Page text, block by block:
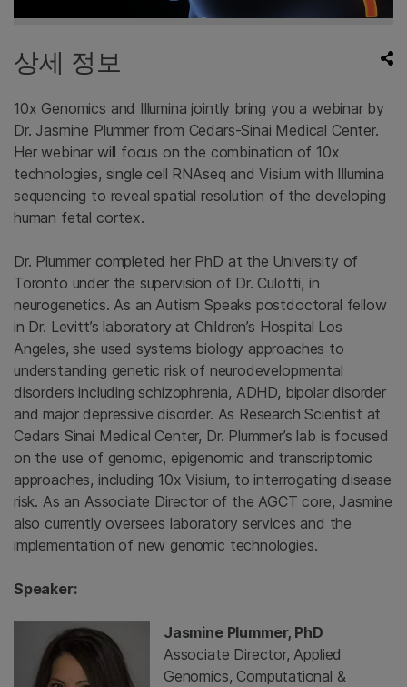
상세 정보
10x Genomics and Illumina jointly bring you a webinar by
Dr. Jasmine Plummer from Cedars-Sinai Medical Center.
Her webinar will focus on the combination of 10x
technologies, single cell RNAseq and Visium with Illumina
sequencing to reveal spatial resolution of the developing
human fetal cortex.
Dr. Plummer completed her PhD at the University of
Toronto under the supervision of Dr. Culotti, in
neurogenetics. As an Autism Speaks postdoctoral fellow
in Dr. Levitt’s laboratory at Children’s Hospital Los
Angeles, she used systems biology approaches to
understanding genetic risk of neurodevelopmental
disorders including schizophrenia, ADHD, bipolar disorder
and major depressive disorder. As Research Scientist at
Cedars Sinai Medical Center, Dr. Plummer’s lab is focused
on the use of genomic, epigenomic and transcriptomic
approaches, including 10x Visium, to interrogating disease
risk. As an Associate Director of the AGCT core, Jasmine
also currently oversees laboratory services and the
implementation of new genomic technologies.
Speaker:
Jasmine Plummer, PhD
Associate Director, Applied
Genomics, Computational &